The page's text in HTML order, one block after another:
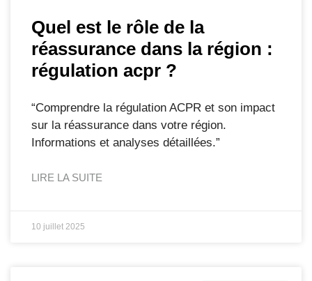
Quel est le rôle de la
réassurance dans la région :
régulation acpr ?
“Comprendre la régulation ACPR et son impact
sur la réassurance dans votre région.
Informations et analyses détaillées.”
LIRE LA SUITE
10 juillet 2025